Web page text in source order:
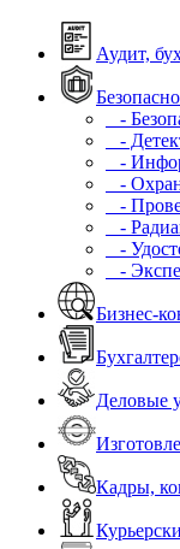
Аудит,
-
-
-
-
-
-
-
-
Бизнес-
Деловые
Кадры,